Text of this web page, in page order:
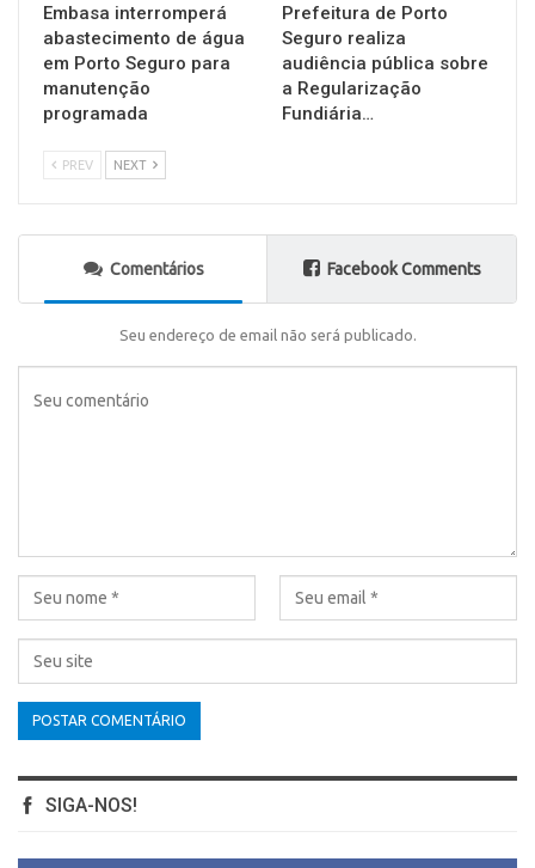
Embasa interromperá
abastecimento de água
em Porto Seguro para
manutenção
programada
Prefeitura de Porto
Seguro realiza
audiência pública sobre
a Regularização
Fundiária…
PREV NEXT
Comentários Facebook Comments
Seu endereço de email não será publicado.
SIGA-NOS!